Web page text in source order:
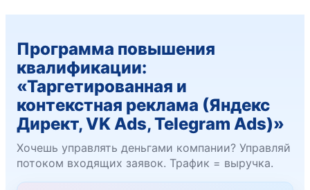
Программа повышения
квалификации:
«Таргетированная и
контекстная реклама (Яндекс
Директ, VK Ads, Telegram Ads)»
Хочешь управлять деньгами компании? Управляй
потоком входящих заявок. Трафик = выручка.